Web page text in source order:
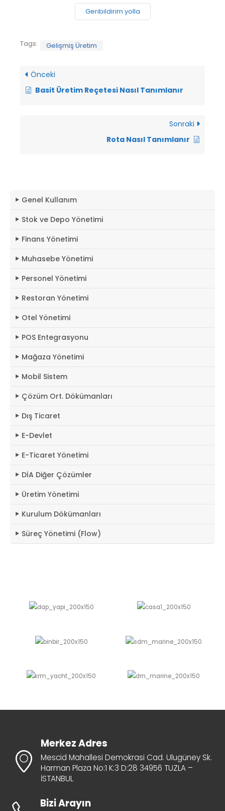
Genel Kullanım
Stok ve Depo Yönetimi
Finans Yönetimi
Muhasebe Yönetimi
Personel Yönetimi
Restoran Yönetimi
Otel Yönetimi
POS Entegrasyonu
Mağaza Yönetimi
Mobil Sistem
Çözüm Ort. Dökümanları
Dış Ticaret
E-Devlet
E-Ticaret Yönetimi
DİA Diğer Çözümler
Üretim Yönetimi
Kurulum Dökümanları
Süreç Yönetimi (Flow)
Geribildirim yolla
Tags: Gelişmiş Üretim
Önceki
Basit Üretim Reçetesi Nasıl Tanımlanır
Sonraki
Rota Nasıl Tanımlanır
Merkez Adres
Mescid Mahallesi Demokrasi Cad. Ulugüney Sk.
Harman Plaza No:1 K:3 D:28 34956 TUZLA –
İSTANBUL
Bizi Arayın